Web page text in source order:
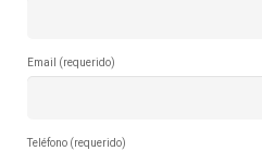
Email (requerido)
Teléfono (requerido)